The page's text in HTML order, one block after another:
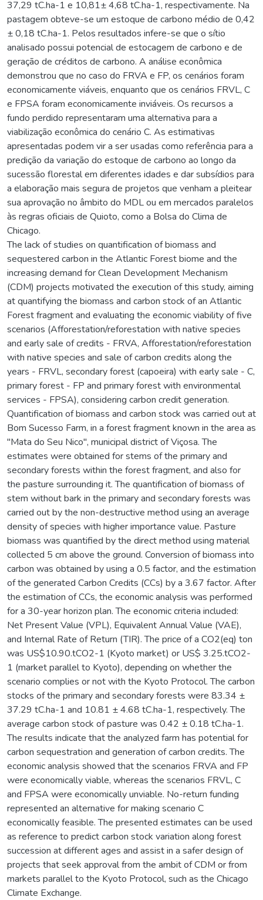
37,29 tC.ha-1 e 10,81± 4,68 tC.ha-1, respectivamente. Na
pastagem obteve-se um estoque de carbono médio de 0,42
± 0,18 tC.ha-1. Pelos resultados infere-se que o sítio
analisado possui potencial de estocagem de carbono e de
geração de créditos de carbono. A análise econômica
demonstrou que no caso do FRVA e FP, os cenários foram
economicamente viáveis, enquanto que os cenários FRVL, C
e FPSA foram economicamente inviáveis. Os recursos a
fundo perdido representaram uma alternativa para a
viabilização econômica do cenário C. As estimativas
apresentadas podem vir a ser usadas como referência para a
predição da variação do estoque de carbono ao longo da
sucessão florestal em diferentes idades e dar subsídios para
a elaboração mais segura de projetos que venham a pleitear
sua aprovação no âmbito do MDL ou em mercados paralelos
às regras oficiais de Quioto, como a Bolsa do Clima de
Chicago.
The lack of studies on quantification of biomass and
sequestered carbon in the Atlantic Forest biome and the
increasing demand for Clean Development Mechanism
(CDM) projects motivated the execution of this study, aiming
at quantifying the biomass and carbon stock of an Atlantic
Forest fragment and evaluating the economic viability of five
scenarios (Afforestation/reforestation with native species
and early sale of credits - FRVA, Afforestation/reforestation
with native species and sale of carbon credits along the
years - FRVL, secondary forest (capoeira) with early sale - C,
primary forest - FP and primary forest with environmental
services - FPSA), considering carbon credit generation.
Quantification of biomass and carbon stock was carried out at
Bom Sucesso Farm, in a forest fragment known in the area as
"Mata do Seu Nico", municipal district of Viçosa. The
estimates were obtained for stems of the primary and
secondary forests within the forest fragment, and also for
the pasture surrounding it. The quantification of biomass of
stem without bark in the primary and secondary forests was
carried out by the non-destructive method using an average
density of species with higher importance value. Pasture
biomass was quantified by the direct method using material
collected 5 cm above the ground. Conversion of biomass into
carbon was obtained by using a 0.5 factor, and the estimation
of the generated Carbon Credits (CCs) by a 3.67 factor. After
the estimation of CCs, the economic analysis was performed
for a 30-year horizon plan. The economic criteria included:
Net Present Value (VPL), Equivalent Annual Value (VAE),
and Internal Rate of Return (TIR). The price of a CO2(eq) ton
was US$10.90.tCO2-1 (Kyoto market) or US$ 3.25.tCO2-
1 (market parallel to Kyoto), depending on whether the
scenario complies or not with the Kyoto Protocol. The carbon
stocks of the primary and secondary forests were 83.34 ±
37.29 tC.ha-1 and 10.81 ± 4.68 tC.ha-1, respectively. The
average carbon stock of pasture was 0.42 ± 0.18 tC.ha-1.
The results indicate that the analyzed farm has potential for
carbon sequestration and generation of carbon credits. The
economic analysis showed that the scenarios FRVA and FP
were economically viable, whereas the scenarios FRVL, C
and FPSA were economically unviable. No-return funding
represented an alternative for making scenario C
economically feasible. The presented estimates can be used
as reference to predict carbon stock variation along forest
succession at different ages and assist in a safer design of
projects that seek approval from the ambit of CDM or from
markets parallel to the Kyoto Protocol, such as the Chicago
Climate Exchange.